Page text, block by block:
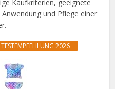
Kaufkriterien, geeignete
und Pflege einer
TESTEMPFEHLUNG 2026